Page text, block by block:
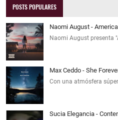
POSTS POPULARES
Naomi August -
Naomi August presenta
Max Ceddo - She
Con una atmósfera
Sucia Elegancia -